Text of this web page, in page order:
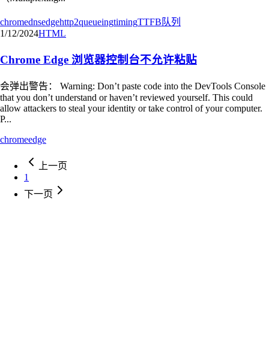
chromednsedgehttp2queueingtimingTTFB 队列
1/12/2024HTML
Chrome Edge 浏览器控制台不允许粘贴
会弹出警告： Warning: Don’t paste code into the DevTools Console
that you don’t understand or haven’t reviewed yourself. This could
allow attackers to steal your identity or take control of your computer.
P...
chromeedge
上一页
1
下一页